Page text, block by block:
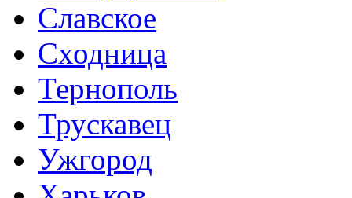
Славское
Сходница
Тернополь
Трускавец
Ужгород